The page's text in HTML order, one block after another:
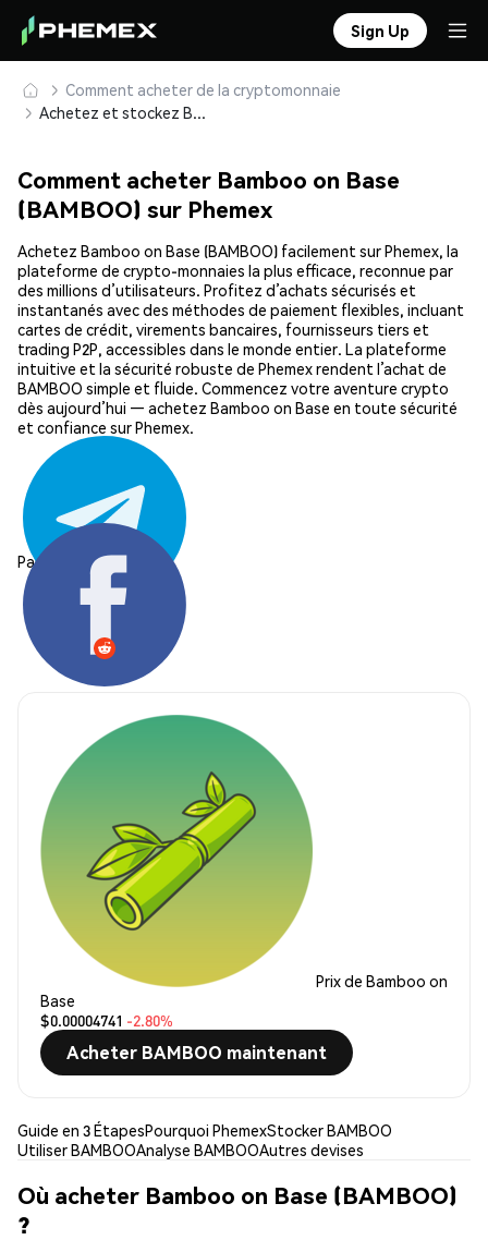
Sign Up
Comment acheter de la cryptomonnaie
Achetez et stockez Bamboo on Base (BAMBOO) en toute sécurité
Comment acheter Bamboo on Base
(BAMBOO) sur Phemex
Achetez Bamboo on Base (BAMBOO) facilement sur Phemex, la
plateforme de crypto-monnaies la plus efficace, reconnue par
des millions d’utilisateurs. Profitez d’achats sécurisés et
instantanés avec des méthodes de paiement flexibles, incluant
cartes de crédit, virements bancaires, fournisseurs tiers et
trading P2P, accessibles dans le monde entier. La plateforme
intuitive et la sécurité robuste de Phemex rendent l’achat de
BAMBOO simple et fluide. Commencez votre aventure crypto
dès aujourd’hui — achetez Bamboo on Base en toute sécurité
et confiance sur Phemex.
Partager:
Prix de Bamboo on
Base
$0.00004741 -2.80%
Acheter BAMBOO maintenant
Guide en 3 ÉtapesPourquoi PhemexStocker BAMBOO
Utiliser BAMBOOAnalyse BAMBOOAutres devises
Où acheter Bamboo on Base (BAMBOO)
?